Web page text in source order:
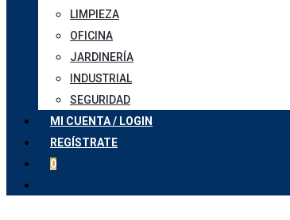
LIMPIEZA
OFICINA
JARDINERÍA
INDUSTRIAL
SEGURIDAD
MI CUENTA / LOGIN
REGÍSTRATE
0